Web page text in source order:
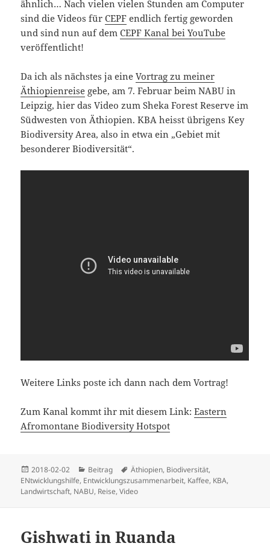
ähnlich… Nach vielen vielen Stunden am Computer
sind die Videos fürCEPF endlich fertig geworden
und sind nun auf demCEPF Kanal bei YouTube
veröffentlicht!
Da ich als nächstes ja eineVortrag zu meiner
Äthiopienreise gebe, am 7. Februar beim NABU in
Leipzig, hier das Video zum Sheka Forest Reserve im
Südwesten von Äthiopien. KBA heisst übrigens Key
Biodiversity Area, also in etwa ein „Gebiet mit
besonderer Biodiversität“.
Weitere Links poste ich dann nach dem Vortrag!
Zum Kanal kommt ihr mit diesem Link:Eastern
Afromontane Biodiversity Hotspot
Veröffentlicht
am
2018-02-02 Kategorien
Beitrag Schlagwörter
Äthiopien, Biodiversität,
ENtwicklungshilfe, Entwicklungszusammenarbeit, Kaffee, KBA,
Landwirtschaft, NABU, Reise,Video
Gishwati in Ruanda